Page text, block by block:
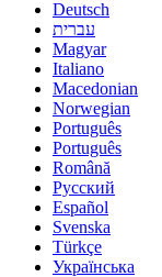
Deutsch
עברית
Magyar
Italiano
Macedonian
Norwegian
Português
Português
Română
Русский
Español
Svenska
Türkçe
Українська